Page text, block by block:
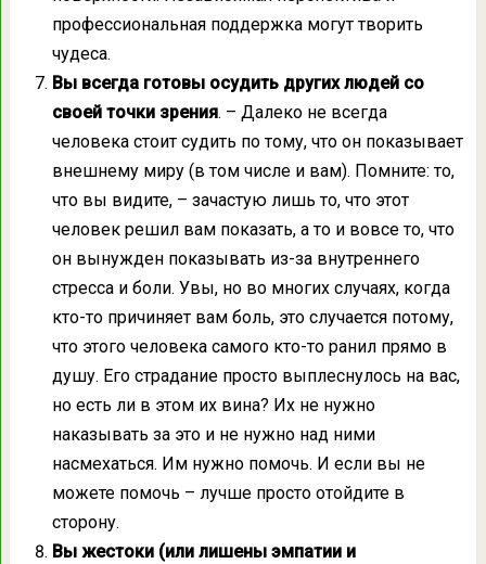
профессиональная поддержка могут творить
чудеса.
Вы всегда готовы осудить других людей со
своей точки зрения. – Далеко не всегда
человека стоит судить по тому, что он показывает
внешнему миру (в том числе и вам). Помните: то,
что вы видите, – зачастую лишь то, что этот
человек решил вам показать, а то и вовсе то, что
он вынужден показывать из-за внутреннего
стресса и боли. Увы, но во многих случаях, когда
кто-то причиняет вам боль, это случается потому,
что этого человека самого кто-то ранил прямо в
душу. Его страдание просто выплеснулось на вас,
но есть ли в этом их вина? Их не нужно
наказывать за это и не нужно над ними
насмехаться. Им нужно помочь. И если вы не
можете помочь – лучше просто отойдите в
сторону.
Вы жестоки (или лишены эмпатии и